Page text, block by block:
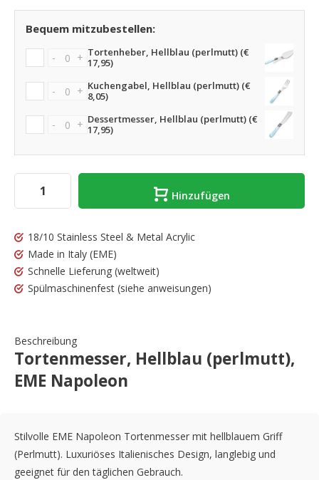
Bequem mitzubestellen:
- + Tortenheber, Hellblau (perlmutt) (€
17,95)
- + Kuchengabel, Hellblau (perlmutt) (€
8,05)
- + Dessertmesser, Hellblau (perlmutt) (€
17,95)
Hinzufügen
18/10 Stainless Steel & Metal Acrylic
Made in Italy (EME)
Schnelle Lieferung (weltweit)
Spülmaschinenfest (siehe anweisungen)
Beschreibung
Tortenmesser, Hellblau (perlmutt),
EME Napoleon
Stilvolle EME Napoleon Tortenmesser mit hellblauem Griff
(Perlmutt). Luxuriöses Italienisches Design, langlebig und
geeignet für den täglichen Gebrauch.